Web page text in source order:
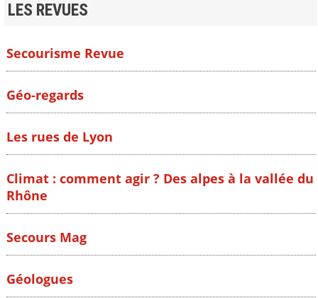
LES REVUES
Secourisme Revue
Géo-regards
Les rues de Lyon
Climat : comment agir ? Des alpes à la vallée du
Rhône
Secours Mag
Géologues